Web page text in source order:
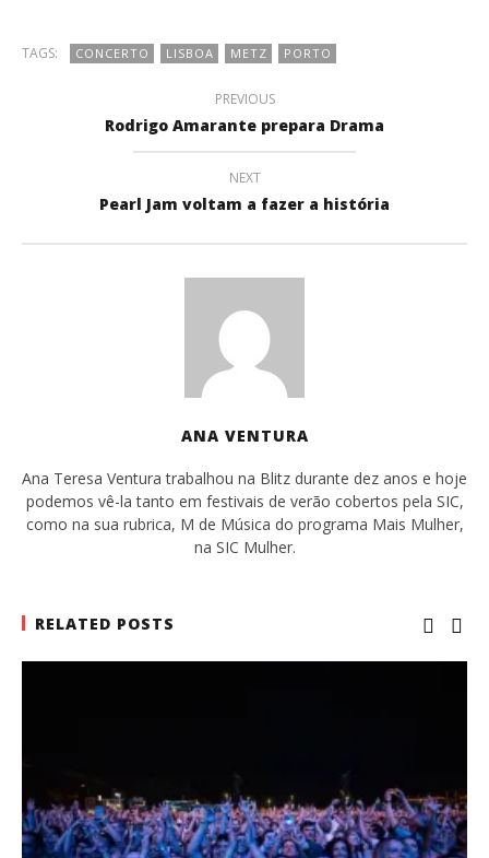
TAGS: CONCERTO LISBOA METZ PORTO
PREVIOUS
Rodrigo Amarante prepara Drama
NEXT
Pearl Jam voltam a fazer a história
ANA VENTURA
Ana Teresa Ventura trabalhou na Blitz durante dez anos e hoje
podemos vê-la tanto em festivais de verão cobertos pela SIC,
como na sua rubrica, M de Música do programa Mais Mulher,
na SIC Mulher.
RELATED POSTS